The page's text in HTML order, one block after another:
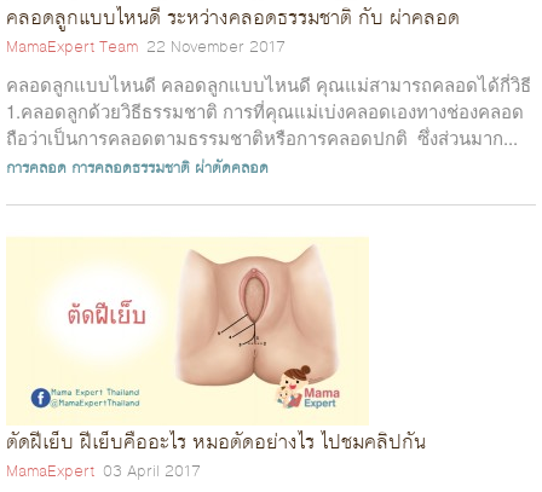
คลอดลูกแบบไหนดี ระหว่างคลอดธรรมชาติ กับ ผ่าคลอด
MamaExpert Team 22 November 2017
คลอดลูกแบบไหนดี คลอดลูกแบบไหนดี คุณแม่สามารถคลอดได้กี่วิธี
1.คลอดลูกด้วยวิธีธรรมชาติ การที่คุณแม่เบ่งคลอดเองทางช่องคลอด
ถือว่าเป็นการคลอดตามธรรมชาติหรือการคลอดปกติ ซึ่งส่วนมาก...
การคลอด การคลอดธรรมชาติ ผ่าตัดคลอด
ตัดฝีเย็บ ฝีเย็บคืออะไร หมอตัดอย่างไร ไปชมคลิปกัน
MamaExpert 03 April 2017